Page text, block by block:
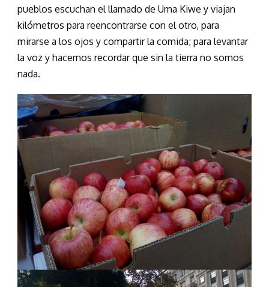
pueblos escuchan el llamado de Uma Kiwe y viajan
kilómetros para reencontrarse con el otro, para
mirarse a los ojos y compartir la comida; para levantar
la voz y hacernos recordar que sin la tierra no somos
nada.